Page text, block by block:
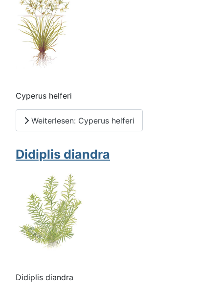
Cyperus helferi
Weiterlesen: Cyperus helferi
Didiplis diandra
Didiplis diandra